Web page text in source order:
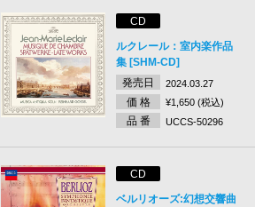
CD
ルクレール：室内楽作品
集 [SHM-CD]
発売日
2024.03.27
価 格 ¥1,650 (税込)
品 番 UCCS-50296
CD
ベルリオーズ:幻想交響曲